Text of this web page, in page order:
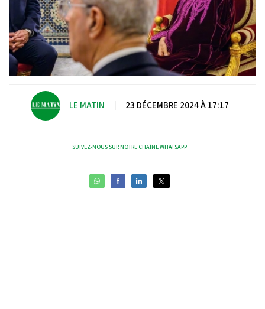
LE MATIN 23 DÉCEMBRE 2024 À 17:17
SUIVEZ-NOUS SUR NOTRE CHAÎNE WHATSAPP